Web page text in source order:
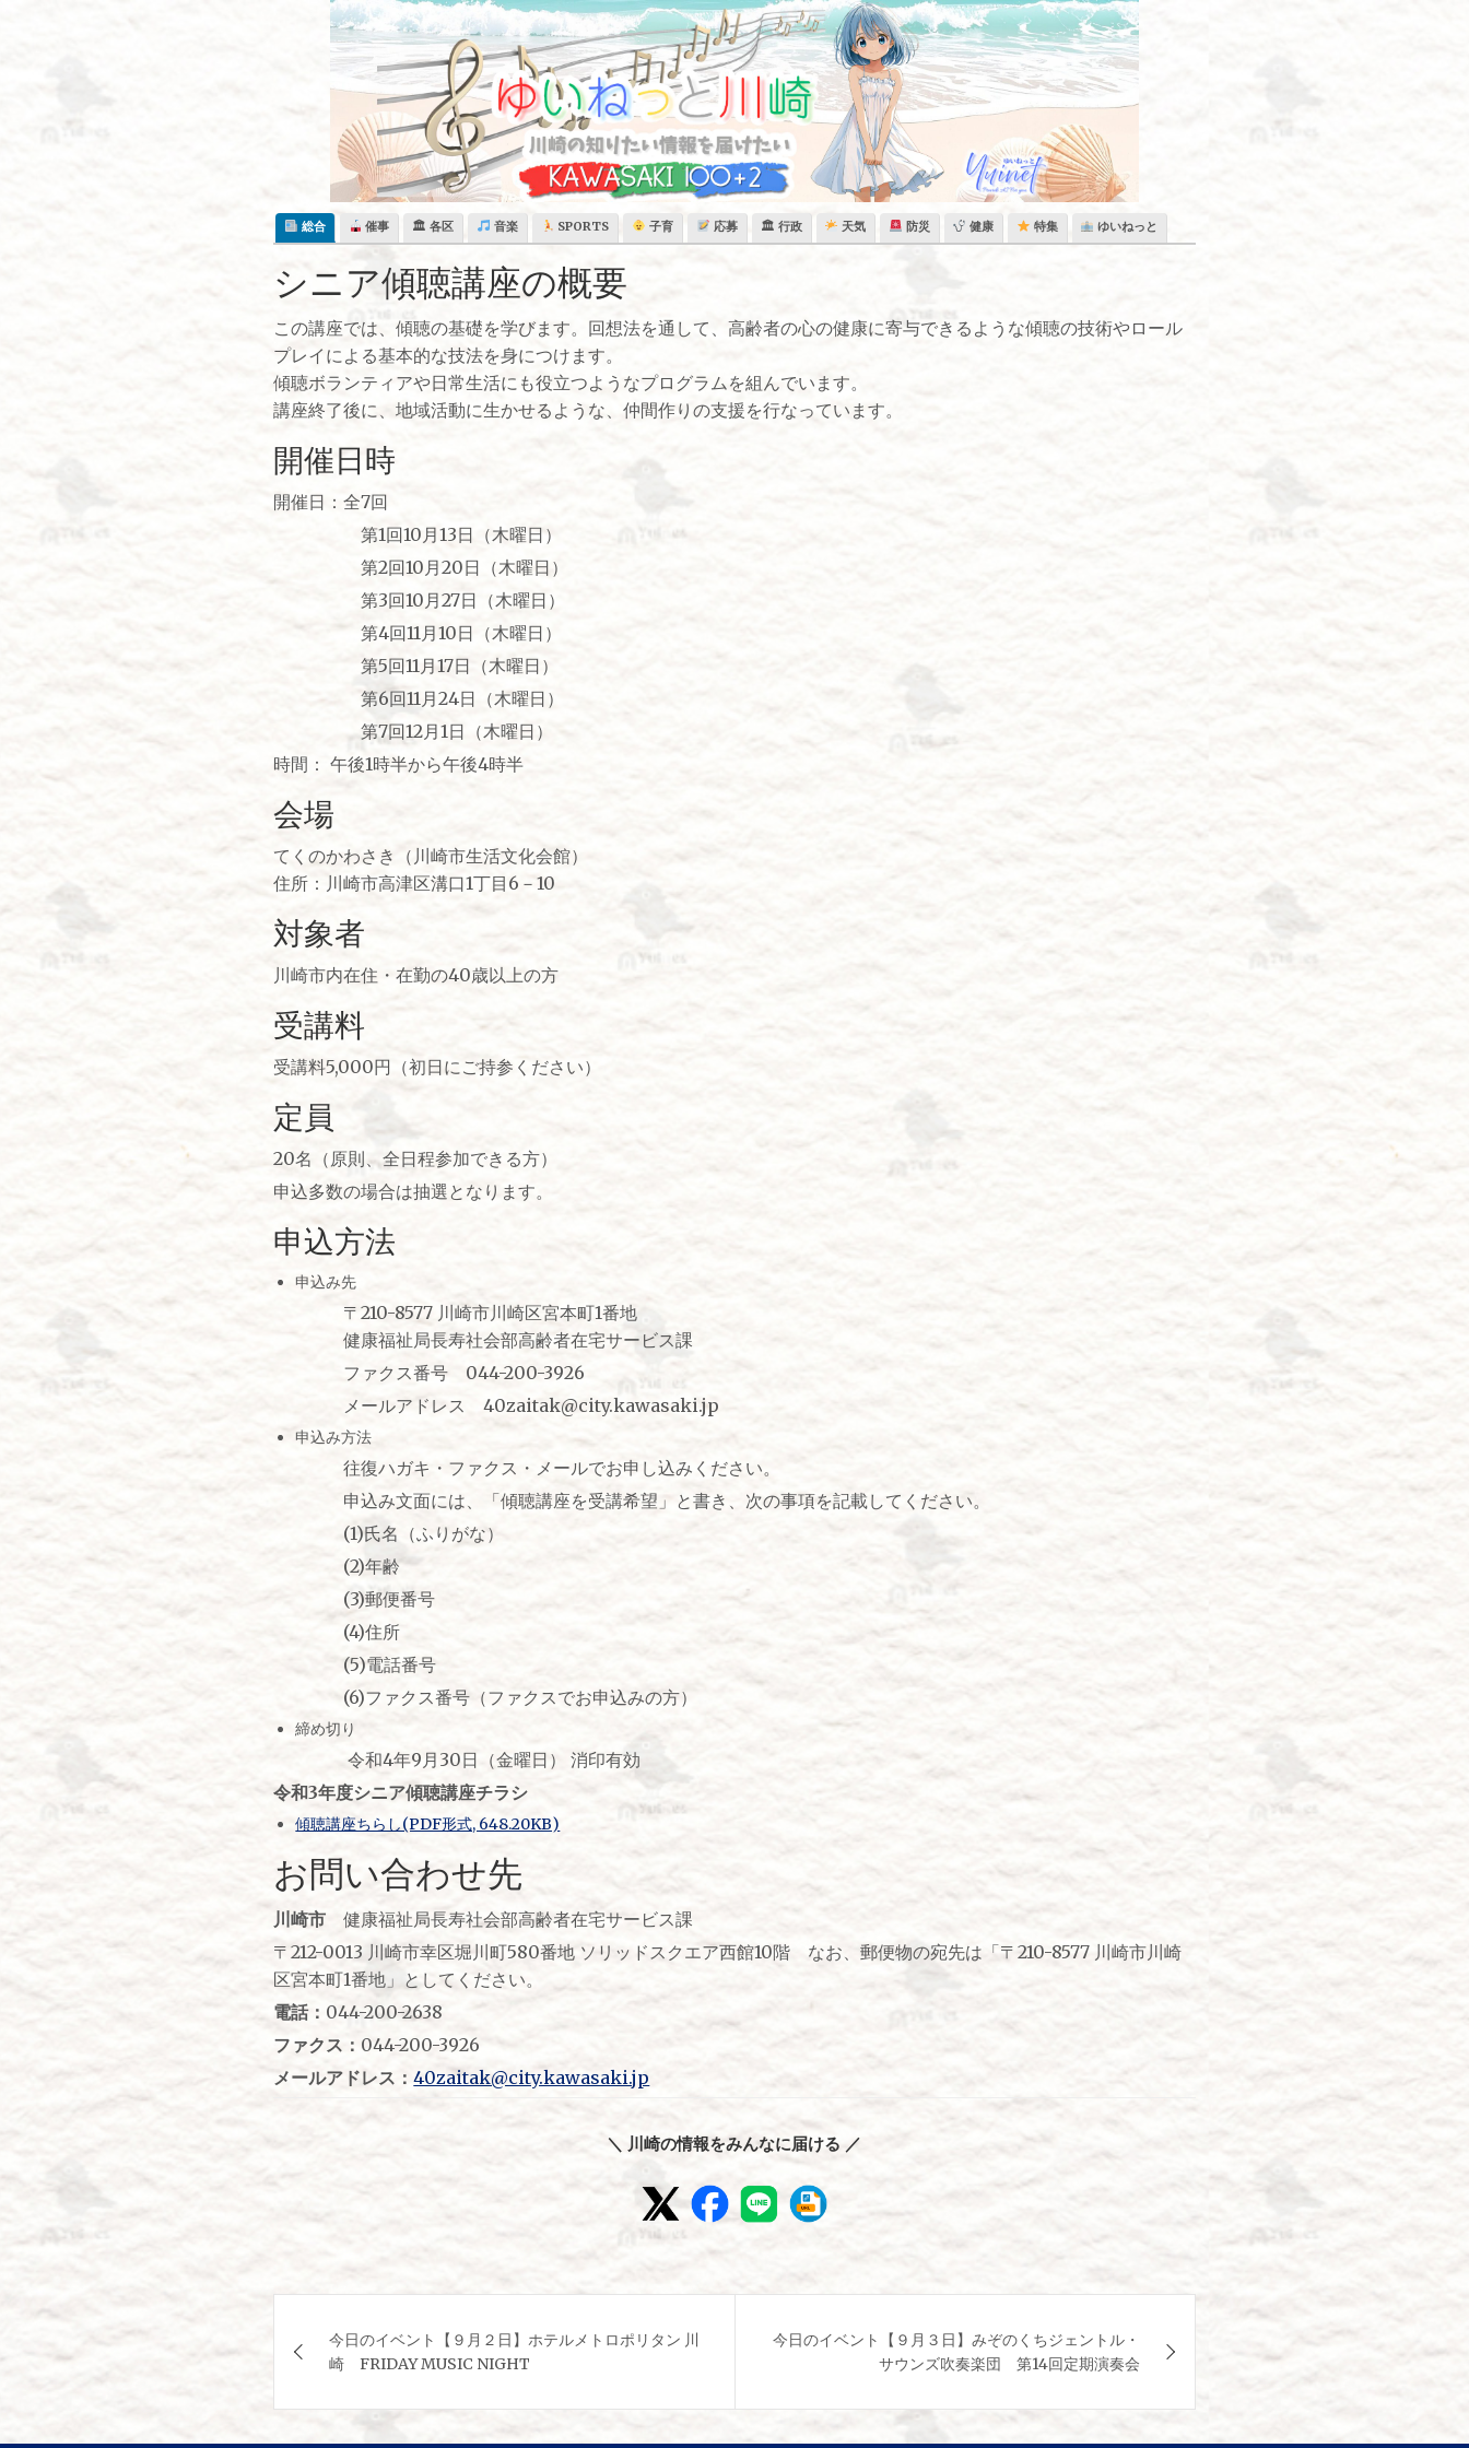
総合 催事 🏛 各区 音楽 SPORTS 子育 応募 🏛 行政 天気 防災 健康 特集 ゆいねっと
シニア傾聴講座の概要
この講座では、傾聴の基礎を学びます。回想法を通して、高齢者の心の健康に寄与できるような傾聴の技術やロール
プレイによる基本的な技法を身につけます。
傾聴ボランティアや日常生活にも役立つようなプログラムを組んでいます。
講座終了後に、地域活動に生かせるような、仲間作りの支援を行なっています。
開催日時
開催日：全7回
第1回10月13日（木曜日）
第2回10月20日（木曜日）
第3回10月27日（木曜日）
第4回11月10日（木曜日）
第5回11月17日（木曜日）
第6回11月24日（木曜日）
第7回12月1日（木曜日）
時間： 午後1時半から午後4時半
会場
てくのかわさき（川崎市生活文化会館）
住所：川崎市高津区溝口1丁目6－10
対象者
川崎市内在住・在勤の40歳以上の方
受講料
受講料5,000円（初日にご持参ください）
定員
20名（原則、全日程参加できる方）
申込多数の場合は抽選となります。
申込方法
申込み先
〒210-8577 川崎市川崎区宮本町1番地
健康福祉局長寿社会部高齢者在宅サービス課
ファクス番号 044-200-3926
メールアドレス 40zaitak@city.kawasaki.jp
申込み方法
往復ハガキ・ファクス・メールでお申し込みください。
申込み文面には、「傾聴講座を受講希望」と書き、次の事項を記載してください。
(1)氏名（ふりがな）
(2)年齢
(3)郵便番号
(4)住所
(5)電話番号
(6)ファクス番号（ファクスでお申込みの方）
締め切り
令和4年9月30日（金曜日） 消印有効
令和3年度シニア傾聴講座チラシ
傾聴講座ちらし(PDF形式, 648.20KB)
お問い合わせ先
川崎市健康福祉局長寿社会部高齢者在宅サービス課
〒212-0013 川崎市幸区堀川町580番地 ソリッドスクエア西館10階 なお、郵便物の宛先は「〒210-8577 川崎市川崎
区宮本町1番地」としてください。
電話： 044-200-2638
ファクス： 044-200-3926
メールアドレス：40zaitak@city.kawasaki.jp
＼ 川崎の情報をみんなに届ける ／
稿
ナ
今日のイベント【９月２日】ホテルメトロポリタン 川
崎 FRIDAY MUSIC NIGHT
今日のイベント【９月３日】みぞのくちジェントル・
サウンズ吹奏楽団 第14回定期演奏会